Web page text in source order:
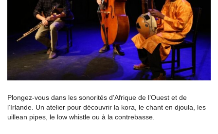
Plongez-vous dans les sonorités d’Afrique de l’Ouest et de
l’Irlande. Un atelier pour découvrir la kora, le chant en djoula, les
uillean pipes, le low whistle ou à la contrebasse.